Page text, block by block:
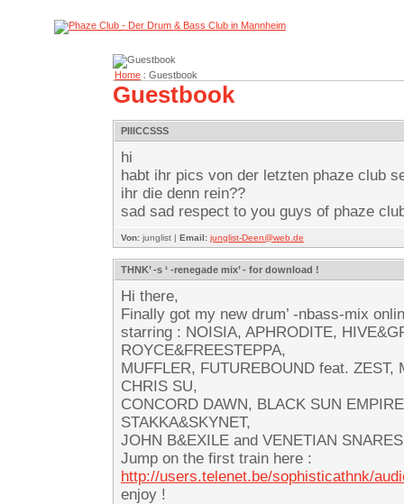
Home : Guestbook
Guestbook
PIIICCSSS
hi
habt ihr pics von der letzten phaze club
ihr die denn rein??
sad sad respect to you guys of phaze
Von: junglist | Email: junglist-Deen@web.de
THNK’ -s ‘ -renegade mix’ - for download !
Hi there,
Finally got my new drum’ -nbass-mix
starring : NOISIA, APHRODITE,
ROYCE&FREESTEPPA,
MUFFLER, FUTUREBOUND feat. ZEST,
CHRIS SU,
CONCORD DAWN, BLACK SUN
STAKKA&SKYNET,
JOHN B&EXILE and VENETIAN
Jump on the first train here :
http://users.telenet.be/sophisticathnk/
enjoy !